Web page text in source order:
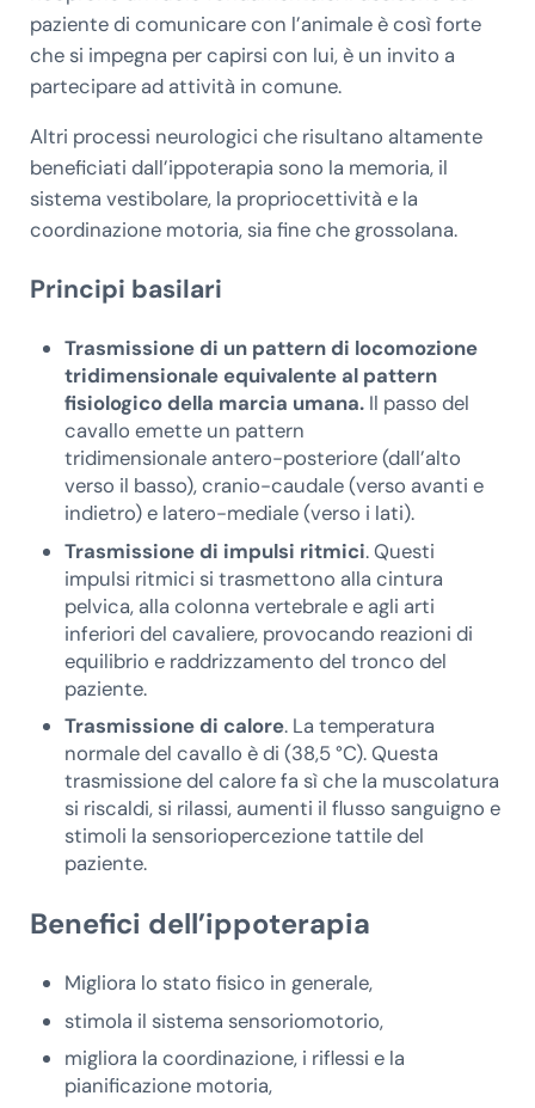
paziente di comunicare con l’animale è così forte
che si impegna per capirsi con lui, è un invito a
partecipare ad attività in comune.
Altri processi neurologici che risultano altamente
beneficiati dall’ippoterapia sono la memoria, il
sistema vestibolare, la propriocettività e la
coordinazione motoria, sia fine che grossolana.
Principi basilari
Trasmissione di un pattern di locomozione
tridimensionale equivalente al pattern
fisiologico della marcia umana. Il passo del
cavallo emette un pattern
tridimensionale antero-posteriore (dall’alto
verso il basso), cranio-caudale (verso avanti e
indietro) e latero-mediale (verso i lati).
Trasmissione di impulsi ritmici. Questi
impulsi ritmici si trasmettono alla cintura
pelvica, alla colonna vertebrale e agli arti
inferiori del cavaliere, provocando reazioni di
equilibrio e raddrizzamento del tronco del
paziente.
Trasmissione di calore. La temperatura
normale del cavallo è di (38,5 °C). Questa
trasmissione del calore fa sì che la muscolatura
si riscaldi, si rilassi, aumenti il flusso sanguigno e
stimoli la sensoriopercezione tattile del
paziente.
Benefici dell’ippoterapia
Migliora lo stato fisico in generale,
stimola il sistema sensoriomotorio,
migliora la coordinazione, i riflessi e la
pianificazione motoria,